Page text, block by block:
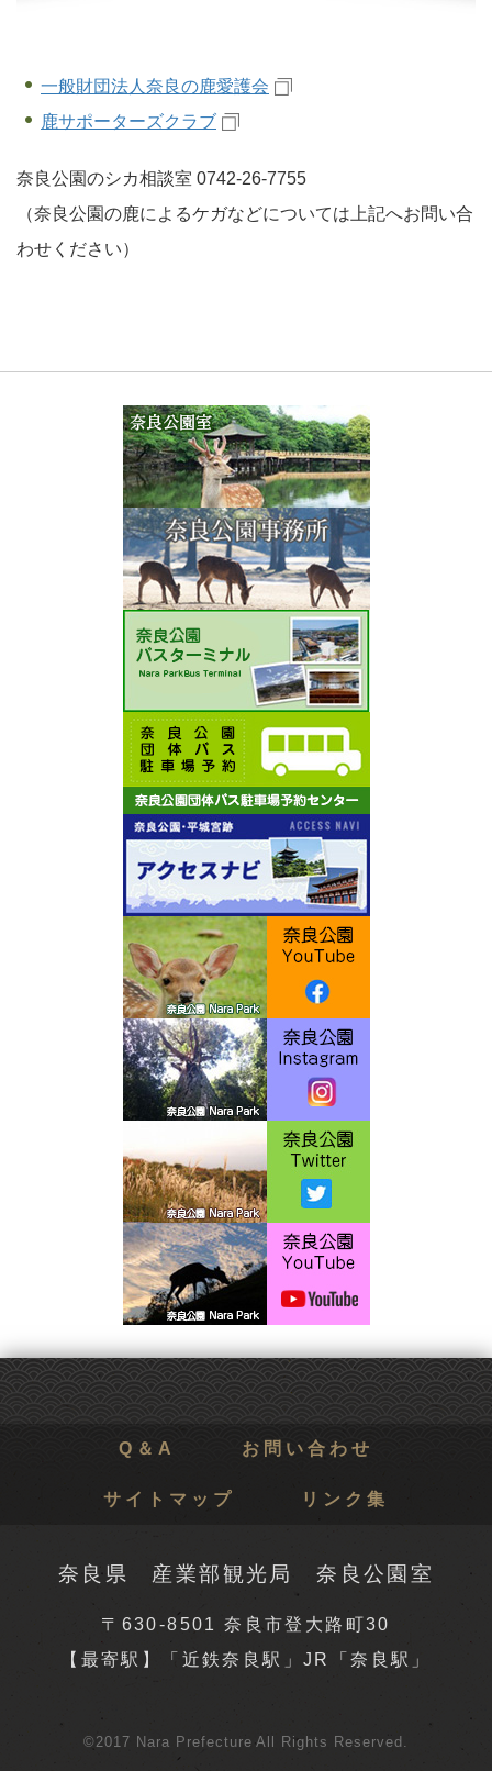
一般財団法人奈良の鹿愛護会
鹿サポーターズクラブ
奈良公園のシカ相談室 0742-26-7755
（奈良公園の鹿によるケガなどについては上記へお問い合
わせください）
Q＆A お問い合わせ
サイトマップ リンク集
奈良県 産業部観光局 奈良公園室
〒630-8501 奈良市登大路町30
【最寄駅】「近鉄奈良駅」JR「奈良駅」
©2017 Nara Prefecture All Rights Reserved.